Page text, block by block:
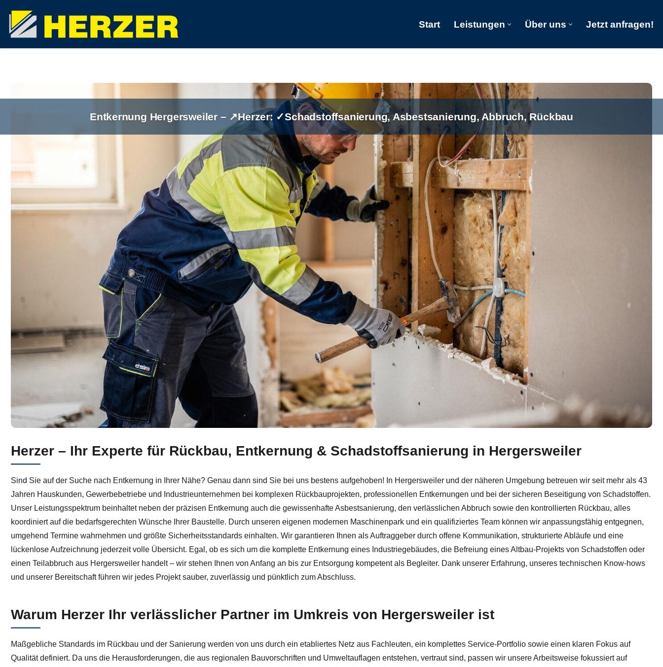
Zum
Inhalt
Start Leistungen Über uns Jetzt anfragen!
Entkernung Hergersweiler – ↗️Herzer: ✓Schadstoffsanierung, Asbestsanierung, Abbruch, Rückbau
↗️Herzer in Hergersweiler liefert Ihnen Entkernung oder ✓Schadstoffsanierung, Asbestsanierung, Abbruch, Rückbau. Zuverlässige ✓Entkernung, ✓Schadstoffsanierung,
Herzer – Ihr Experte für Rückbau, Entkernung & Schadstoffsanierung in Hergersweiler
Sind Sie auf der Suche nach Entkernung in Ihrer Nähe? Genau dann sind Sie bei uns bestens aufgehoben! In Hergersweiler und der näheren Umgebung betreuen wir seit mehr als 43
Jahren Hauskunden, Gewerbebetriebe und Industrieunternehmen bei komplexen Rückbauprojekten, professionellen Entkernungen und bei der sicheren Beseitigung von Schadstoffen.
Unser Leistungsspektrum beinhaltet neben der präzisen Entkernung auch die gewissenhafte Asbestsanierung, den verlässlichen Abbruch sowie den kontrollierten Rückbau, alles
koordiniert auf die bedarfsgerechten Wünsche Ihrer Baustelle. Durch unseren eigenen modernen Maschinenpark und ein qualifiziertes Team können wir anpassungsfähig entgegnen,
umgehend Termine wahrnehmen und größte Sicherheitsstandards einhalten. Wir garantieren Ihnen als Auftraggeber durch offene Kommunikation, strukturierte Abläufe und eine
lückenlose Aufzeichnung jederzeit volle Übersicht. Egal, ob es sich um die komplette Entkernung eines Industriegebäudes, die Befreiung eines Altbau-Projekts von Schadstoffen oder
einen Teilabbruch aus Hergersweiler handelt – wir stehen Ihnen von Anfang an bis zur Entsorgung kompetent als Begleiter. Dank unserer Erfahrung, unseres technischen Know-hows
und unserer Bereitschaft führen wir jedes Projekt sauber, zuverlässig und pünktlich zum Abschluss.
Warum Herzer Ihr verlässlicher Partner im Umkreis von Hergersweiler ist
Maßgebliche Standards im Rückbau und der Sanierung werden von uns durch ein etabliertes Netz aus Fachleuten, ein komplettes Service-Portfolio sowie einen klaren Fokus auf
Qualität definiert. Da uns die Herausforderungen, die aus regionalen Bauvorschriften und Umweltauflagen entstehen, vertraut sind, passen wir unsere Arbeitsweise fokussiert auf